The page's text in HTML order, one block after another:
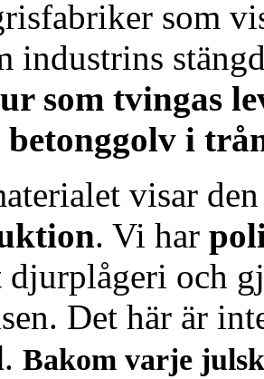
som
industrins
som tvingas
betonggolv i
visar
. Vi har
djurplågeri och
Det här är
. Bakom varje